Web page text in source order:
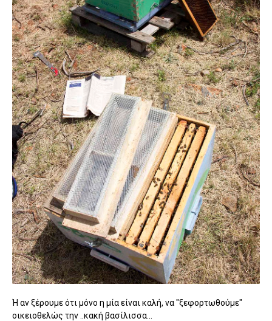
Ή αν ξέρουμε ότι μόνο η μία είναι καλή, να "ξεφορτωθούμε"
οικειοθελώς την ..κακή βασίλισσα...